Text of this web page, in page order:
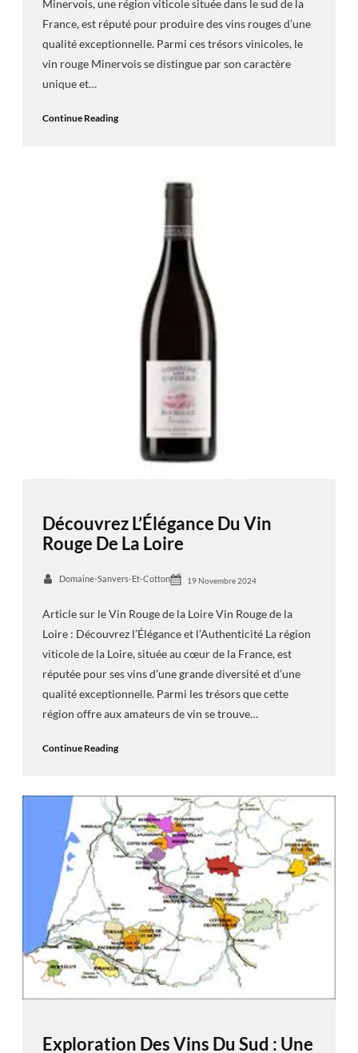
Minervois, une région viticole située dans le sud de la
France, est réputé pour produire des vins rouges d’une
qualité exceptionnelle. Parmi ces trésors vinicoles, le
vin rouge Minervois se distingue par son caractère
unique et…
Continue Reading
Découvrez L’Élégance Du Vin
Rouge De La Loire
Domaine-Sanvers-Et-Cotton 19 Novembre 2024
Article sur le Vin Rouge de la Loire Vin Rouge de la
Loire : Découvrez l’Élégance et l’Authenticité La région
viticole de la Loire, située au cœur de la France, est
réputée pour ses vins d’une grande diversité et d’une
qualité exceptionnelle. Parmi les trésors que cette
région offre aux amateurs de vin se trouve…
Continue Reading
Exploration Des Vins Du Sud : Une